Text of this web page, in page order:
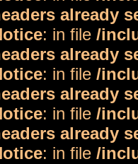
already
: in file /
already
: in file /
already
: in file /
already
: in file /